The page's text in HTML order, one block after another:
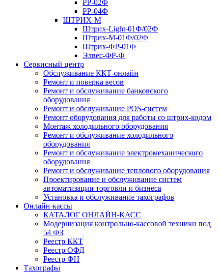
РР-02Ф
РР-04Ф
ШТРИХ-М
Штрих-Light-01Ф/02Ф
Штрих-М-01Ф/02Ф
Штрих-ФР-01Ф
Элвес-ФР-Ф
Сервисный центр
Обслуживание ККТ-онлайн
Ремонт и поверка весов
Ремонт и обслуживание банковского
оборудования
Ремонт и обслуживание POS-систем
Ремонт оборудования для работы со штрих-кодом
Монтаж холодильного оборудования
Ремонт и обслуживание холодильного
оборудования
Ремонт и обслуживание электромеханического
оборудования
Ремонт и обслуживание теплового оборудования
Проектирование и обслуживание систем
автоматизации торговли и бизнеса
Установка и обслуживание тахографов
Онлайн-кассы
КАТАЛОГ ОНЛАЙН-КАСС
Модернизация контрольно-кассовой техники под
54 ФЗ
Реестр ККТ
Реестр ОФД
Реестр ФН
Тахографы